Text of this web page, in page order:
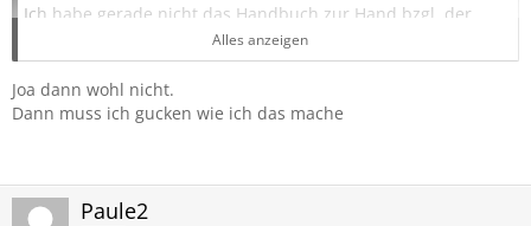
Ich habe gerade nicht das Handbuch zur Hand bzgl. der
Sicherungsbelegung, aber das müsste dort eindeutig sein,
dass eine fürs ABS ist.
Dann zeigt jedoch auch der Tacho keine Geschwindigkeit
Ist also wirklich nur etwas zum Driften oder um sich aus
einer brenzligen Situation zu befreien.
Alles anzeigen
Joa dann wohl nicht.
Dann muss ich gucken wie ich das mache
Paule2